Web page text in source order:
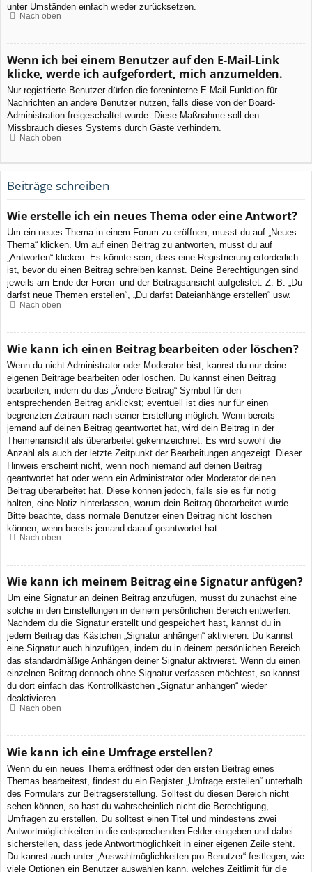
unter Umständen einfach wieder zurücksetzen.
Nach oben
Wenn ich bei einem Benutzer auf den E-Mail-Link
klicke, werde ich aufgefordert, mich anzumelden.
Nur registrierte Benutzer dürfen die foreninterne E-Mail-Funktion für
Nachrichten an andere Benutzer nutzen, falls diese von der Board-
Administration freigeschaltet wurde. Diese Maßnahme soll den
Missbrauch dieses Systems durch Gäste verhindern.
Nach oben
Beiträge schreiben
Wie erstelle ich ein neues Thema oder eine Antwort?
Um ein neues Thema in einem Forum zu eröffnen, musst du auf „Neues
Thema“ klicken. Um auf einen Beitrag zu antworten, musst du auf
„Antworten“ klicken. Es könnte sein, dass eine Registrierung erforderlich
ist, bevor du einen Beitrag schreiben kannst. Deine Berechtigungen sind
jeweils am Ende der Foren- und der Beitragsansicht aufgelistet. Z. B. „Du
darfst neue Themen erstellen“, „Du darfst Dateianhänge erstellen“ usw.
Nach oben
Wie kann ich einen Beitrag bearbeiten oder löschen?
Wenn du nicht Administrator oder Moderator bist, kannst du nur deine
eigenen Beiträge bearbeiten oder löschen. Du kannst einen Beitrag
bearbeiten, indem du das „Ändere Beitrag“-Symbol für den
entsprechenden Beitrag anklickst; eventuell ist dies nur für einen
begrenzten Zeitraum nach seiner Erstellung möglich. Wenn bereits
jemand auf deinen Beitrag geantwortet hat, wird dein Beitrag in der
Themenansicht als überarbeitet gekennzeichnet. Es wird sowohl die
Anzahl als auch der letzte Zeitpunkt der Bearbeitungen angezeigt. Dieser
Hinweis erscheint nicht, wenn noch niemand auf deinen Beitrag
geantwortet hat oder wenn ein Administrator oder Moderator deinen
Beitrag überarbeitet hat. Diese können jedoch, falls sie es für nötig
halten, eine Notiz hinterlassen, warum dein Beitrag überarbeitet wurde.
Bitte beachte, dass normale Benutzer einen Beitrag nicht löschen
können, wenn bereits jemand darauf geantwortet hat.
Nach oben
Wie kann ich meinem Beitrag eine Signatur anfügen?
Um eine Signatur an deinen Beitrag anzufügen, musst du zunächst eine
solche in den Einstellungen in deinem persönlichen Bereich entwerfen.
Nachdem du die Signatur erstellt und gespeichert hast, kannst du in
jedem Beitrag das Kästchen „Signatur anhängen“ aktivieren. Du kannst
eine Signatur auch hinzufügen, indem du in deinem persönlichen Bereich
das standardmäßige Anhängen deiner Signatur aktivierst. Wenn du einen
einzelnen Beitrag dennoch ohne Signatur verfassen möchtest, so kannst
du dort einfach das Kontrollkästchen „Signatur anhängen“ wieder
deaktivieren.
Nach oben
Wie kann ich eine Umfrage erstellen?
Wenn du ein neues Thema eröffnest oder den ersten Beitrag eines
Themas bearbeitest, findest du ein Register „Umfrage erstellen“ unterhalb
des Formulars zur Beitragserstellung. Solltest du diesen Bereich nicht
sehen können, so hast du wahrscheinlich nicht die Berechtigung,
Umfragen zu erstellen. Du solltest einen Titel und mindestens zwei
Antwortmöglichkeiten in die entsprechenden Felder eingeben und dabei
sicherstellen, dass jede Antwortmöglichkeit in einer eigenen Zeile steht.
Du kannst auch unter „Auswahlmöglichkeiten pro Benutzer“ festlegen, wie
viele Optionen ein Benutzer auswählen kann, welches Zeitlimit für die